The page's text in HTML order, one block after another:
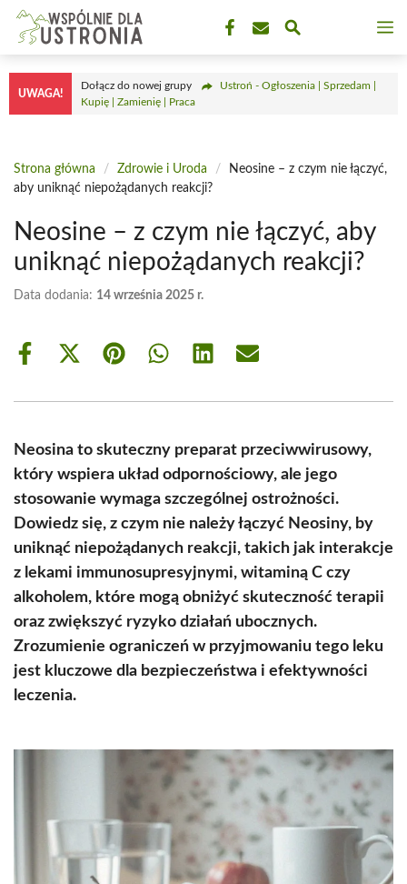
Przejdź
treści
UWAGA!
Dołącz do nowej grupy
Ustroń - Ogłoszenia | Sprzedam |
Kupię | Zamienię | Praca
Strona główna / Zdrowie i Uroda /
Neosine – z czym nie łączyć,
aby uniknąć niepożądanych reakcji?
Neosine – z czym nie łączyć, aby
uniknąć niepożądanych reakcji?
Data dodania: 14 września 2025 r.
Share
Share
(Twitter)
Share Share Share Share
Neosina to skuteczny preparat przeciwwirusowy,
który wspiera układ odpornościowy, ale jego
stosowanie wymaga szczególnej ostrożności.
Dowiedz się, z czym nie należy łączyć Neosiny, by
uniknąć niepożądanych reakcji, takich jak interakcje
z lekami immunosupresyjnymi, witaminą C czy
alkoholem, które mogą obniżyć skuteczność terapii
oraz zwiększyć ryzyko działań ubocznych.
Zrozumienie ograniczeń w przyjmowaniu tego leku
jest kluczowe dla bezpieczeństwa i efektywności
leczenia.